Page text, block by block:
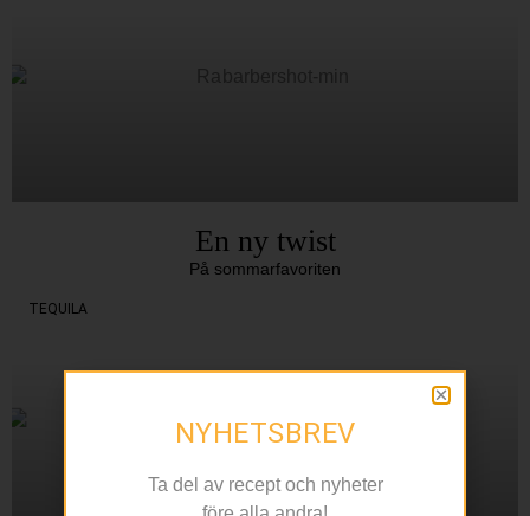
En ny twist
På sommarfavoriten
TEQUILA
NYHETSBREV
Ta del av recept och nyheter